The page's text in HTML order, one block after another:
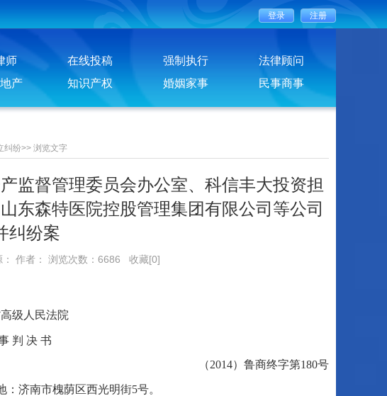
师 在线投稿 强制执行
法律顾问
产 知识产权 婚姻家事 民事商事
纠纷>> 浏览文字
监督管理委员会办公室、科信丰大投资担
东森特医院控股管理集团有限公司等公司
纠纷案
作者： 浏览次数：6686 收藏[0]
级人民法院
判 决 书
（2014）鲁商终字第180号
济南市槐荫区西光明街5号。